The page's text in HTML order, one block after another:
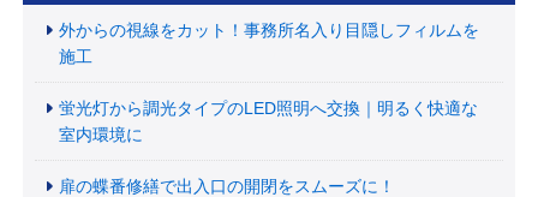
外からの視線をカット！事務所名入り目隠しフィルムを
施工
蛍光灯から調光タイプのLED照明へ交換｜明るく快適な
室内環境に
扉の蝶番修繕で出入口の開閉をスムーズに！